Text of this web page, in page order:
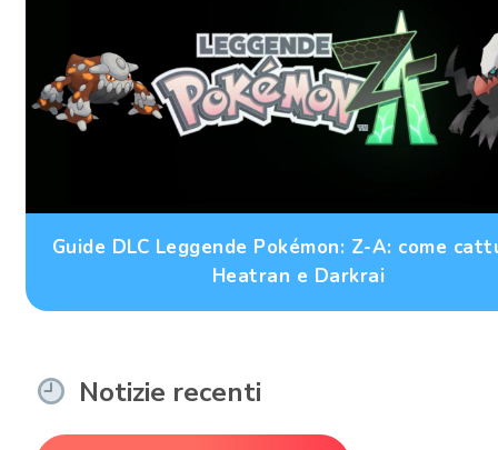
Guide DLC Leggende Pokémon: Z-A: come
Heatran e Darkrai
Notizie recenti